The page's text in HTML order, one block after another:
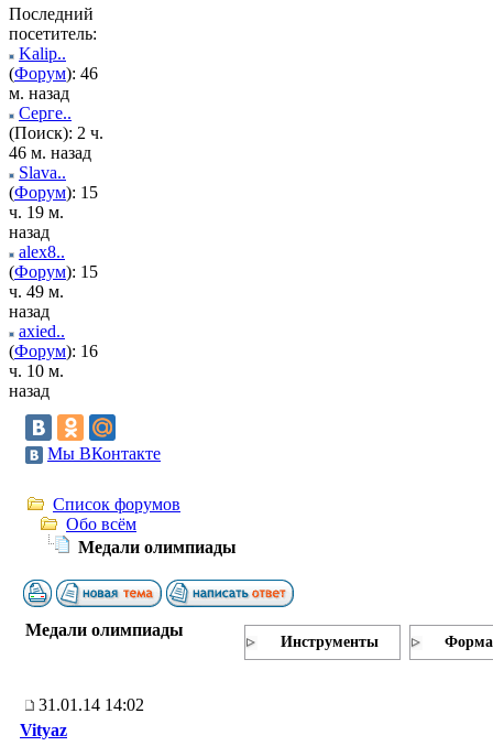
Последний
посетитель:
Kalip..
(Форум): 46
м. назад
Серге..
(Поиск): 2 ч.
46 м. назад
Slava..
(Форум): 15
ч. 19 м.
назад
alex8..
(Форум): 15
ч. 49 м.
назад
axied..
(Форум): 16
ч. 10 м.
назад
Мы ВКонтакте
Список форумов
Обо всём
Медали олимпиады
Медали олимпиады
Инструменты Форма
31.01.14 14:02
Vityaz